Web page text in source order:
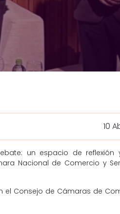
10
un espacio de reflexión
Nacional de Comercio y
el Consejo de Cámaras de